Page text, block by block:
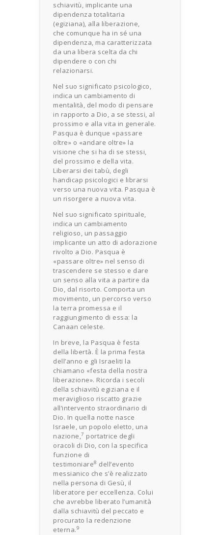
schiavitù, implicante una
dipendenza totalitaria
(egiziana), alla liberazione,
che comunque ha in sé una
dipendenza, ma caratterizzata
da una libera scelta da chi
dipendere o con chi
relazionarsi.
Nel suo significato psicologico,
indica un cambiamento di
mentalità, del modo di pensare
in rapporto a Dio, a se stessi, al
prossimo e alla vita in generale.
Pasqua è dunque «passare
oltre» o «andare oltre» la
visione che si ha di se stessi,
del prossimo e della vita.
Liberarsi dei tabù, degli
handicap psicologici e librarsi
verso una nuova vita. Pasqua è
un risorgere a nuova vita.
Nel suo significato spirituale,
indica un cambiamento
religioso, un passaggio
implicante un atto di adorazione
rivolto a Dio. Pasqua è
«passare oltre» nel senso di
trascendere se stesso e dare
un senso alla vita a partire da
Dio, dal risorto. Comporta un
movimento, un percorso verso
la terra promessa e il
raggiungimento di essa: la
Canaan celeste.
In breve, la Pasqua è festa
della libertà. È la prima festa
dell’anno e gli Israeliti la
chiamano «festa della nostra
liberazione». Ricorda i secoli
della schiavitù egiziana e il
meraviglioso riscatto grazie
all’intervento straordinario di
Dio. In quella notte nasce
Israele, un popolo eletto, una
nazione,7 portatrice degli
oracoli di Dio, con la specifica
funzione di
testimoniare8 dell’evento
messianico che s’è realizzato
nella persona di Gesù, il
liberatore per eccellenza. Colui
che avrebbe liberato l’umanità
dalla schiavitù del peccato e
procurato la redenzione
eterna.9